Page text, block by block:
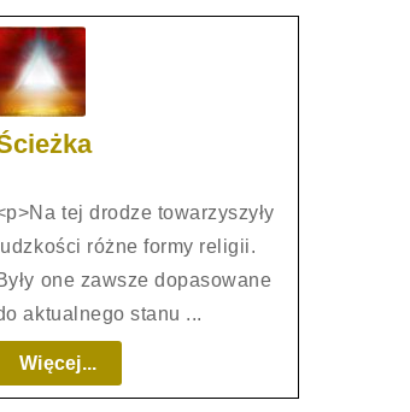
Ścieżka
tej drodze towarzyszyły
ludzkości różne formy religii.
one zawsze dopasowane
aktualnego stanu ...
Więcej...